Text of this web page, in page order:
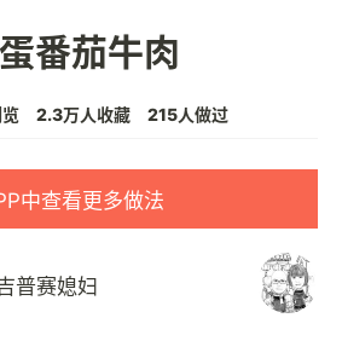
番茄牛肉
2.3万人收藏 215人做过
中查看更多做法
普赛媳妇